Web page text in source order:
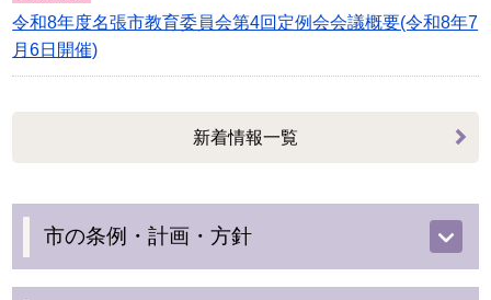
令和8年度名張市教育委員会第4回定例会会議概要(令和8年7
月6日開催)
新着情報一覧
市の条例・計画・方針